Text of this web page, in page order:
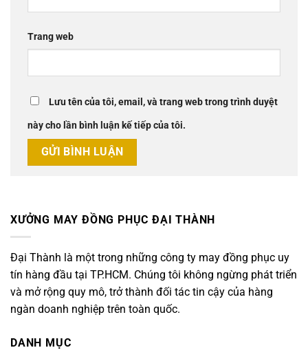
Trang web
Lưu tên của tôi, email, và trang web trong trình duyệt
này cho lần bình luận kế tiếp của tôi.
XƯỞNG MAY ĐỒNG PHỤC ĐẠI THÀNH
Đại Thành là một trong những công ty may đồng phục uy
tín hàng đầu tại TP.HCM. Chúng tôi không ngừng phát triển
và mở rộng quy mô, trở thành đối tác tin cậy của hàng
ngàn doanh nghiệp trên toàn quốc.
DANH MỤC